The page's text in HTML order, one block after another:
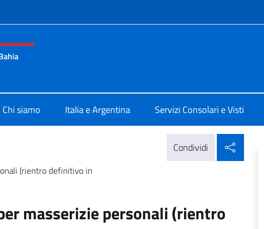
menù
Chi siamo Italia e Argentina Servizi Consolari e Visti
(rientro definitivo in
Condividi
masserizie personali (rientro